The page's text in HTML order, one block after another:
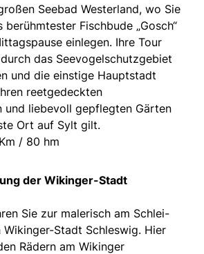
Seebad Westerland, wo Sie
berühmtester Fischbude „Gosch“
einlegen. Ihre Tour
das Seevogelschutzgebiet
und die einstige Hauptstadt
reetgedeckten
und liebevoll gepflegten Gärten
Ort auf Sylt gilt.
/ 80 hm
der Wikinger-Stadt
Sie zur malerisch am Schlei-
Wikinger-Stadt Schleswig. Hier
Rädern am Wikinger